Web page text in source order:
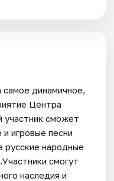
динамичное,
Центра
участник сможет
игровые песни
русские народные
смогут
наследия и